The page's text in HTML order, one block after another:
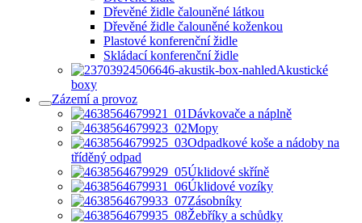
Dřevěné židle čalouněné látkou
Dřevěné židle čalouněné koženkou
Plastové konferenční židle
Skládací konferenční židle
Akustické
boxy
Zázemí a provoz
Dávkovače a náplně
Mopy
Odpadkové koše a nádoby na
tříděný odpad
Úklidové skříně
Úklidové vozíky
Zásobníky
Žebříky a schůdky